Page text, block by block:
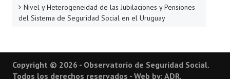
Nivel y Heterogeneidad de las Jubilaciones y Pensiones
del Sistema de Seguridad Social en el Uruguay
Copyright © 2026 - Observatorio de Seguridad Social.
Todos los derechos reservados - Web by: ADR.